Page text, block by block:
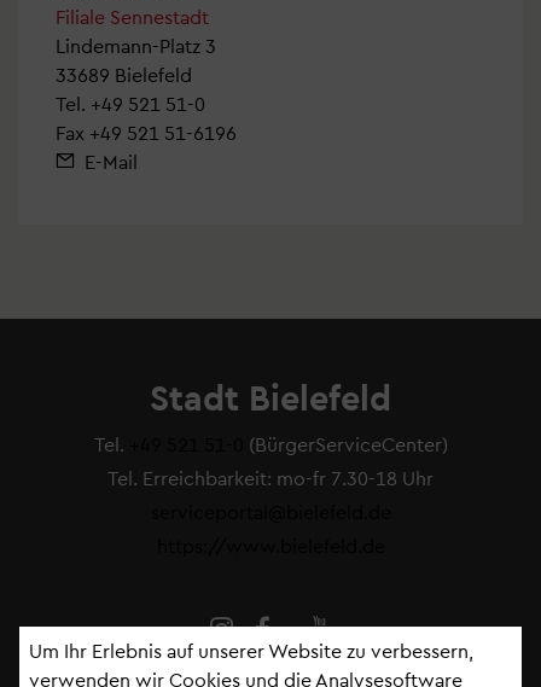
Um Ihr Erlebnis auf unserer Website zu verbessern,
verwenden wir Cookies und die Analysesoftware
Filiale Sennestadt
Lindemann-Platz 3
33689 Bielefeld
Tel. +49 521 51-0
Fax +49 521 51-6196
E-Mail
Stadt Bielefeld
Tel.
(BürgerServiceCenter)
Tel. Erreichbarkeit: mo-fr 7.30-18 Uhr